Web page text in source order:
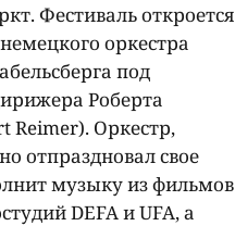
Фестиваль откроется
оркестра
под
Роберта
Reimer). Оркестр,
отпраздновал свое
музыку из фильмов
DEFA и UFA, а